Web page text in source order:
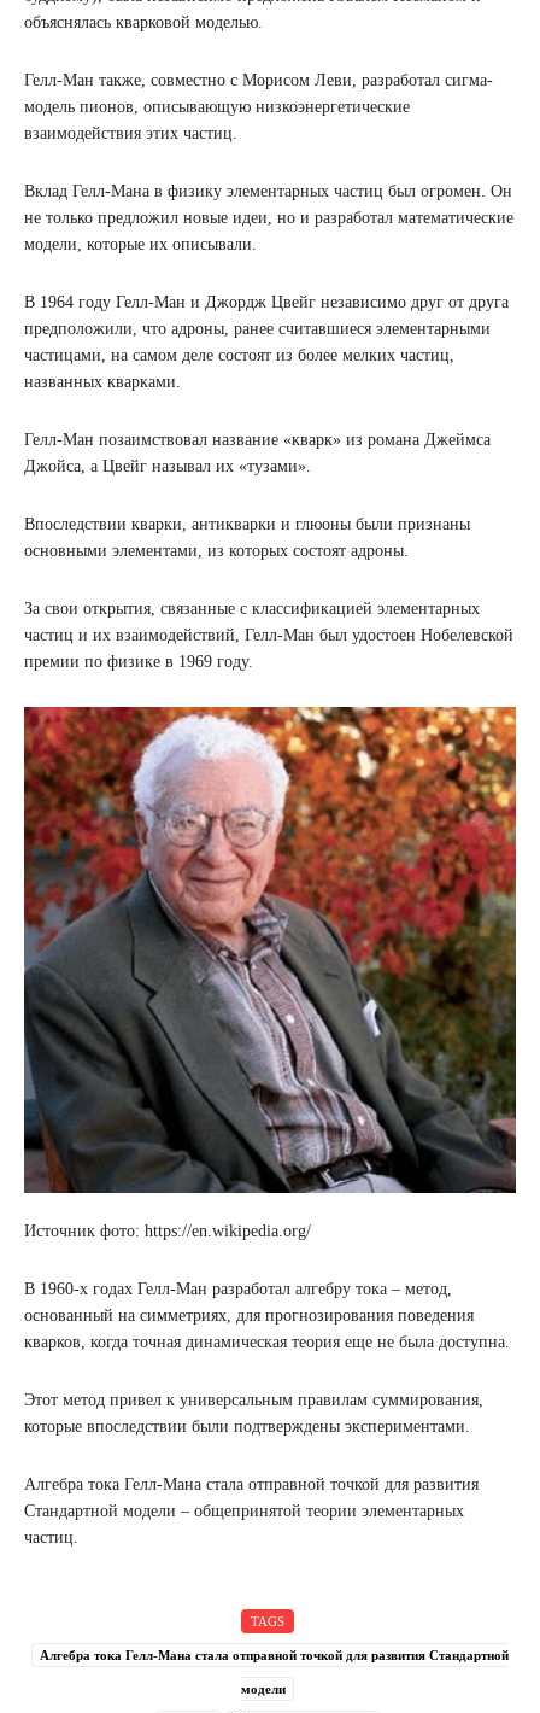
объяснялась кварковой моделью.
Гелл-Ман также, совместно с Морисом Леви, разработал сигма-
модель пионов, описывающую низкоэнергетические
взаимодействия этих частиц.
Вклад Гелл-Мана в физику элементарных частиц был огромен. Он
не только предложил новые идеи, но и разработал математические
модели, которые их описывали.
В 1964 году Гелл-Ман и Джордж Цвейг независимо друг от друга
предположили, что адроны, ранее считавшиеся элементарными
частицами, на самом деле состоят из более мелких частиц,
названных кварками.
Гелл-Ман позаимствовал название «кварк» из романа Джеймса
Джойса, а Цвейг называл их «тузами».
Впоследствии кварки, антикварки и глюоны были признаны
основными элементами, из которых состоят адроны.
За свои открытия, связанные с классификацией элементарных
частиц и их взаимодействий, Гелл-Ман был удостоен Нобелевской
премии по физике в 1969 году.
Источник фото: https://en.wikipedia.org/
В 1960-х годах Гелл-Ман разработал алгебру тока – метод,
основанный на симметриях, для прогнозирования поведения
кварков, когда точная динамическая теория еще не была доступна.
Этот метод привел к универсальным правилам суммирования,
которые впоследствии были подтверждены экспериментами.
Алгебра тока Гелл-Мана стала отправной точкой для развития
Стандартной модели – общепринятой теории элементарных
частиц.
TAGS
Алгебра тока Гелл-Мана стала отправной точкой для развития Стандартной
модели